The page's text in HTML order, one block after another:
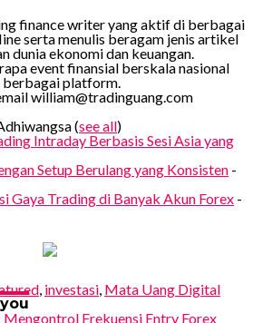
finance writer yang aktif di berbagai
serta menulis beragam jenis artikel
dunia ekonomi dan keuangan.
event finansial berskala nasional
berbagai platform.
william@tradinguang.com
(see all)
Intraday Berbasis Sesi Asia yang
Setup Berulang yang Konsisten -
Gaya Trading di Banyak Akun Forex -
, investasi, Mata Uang Digital